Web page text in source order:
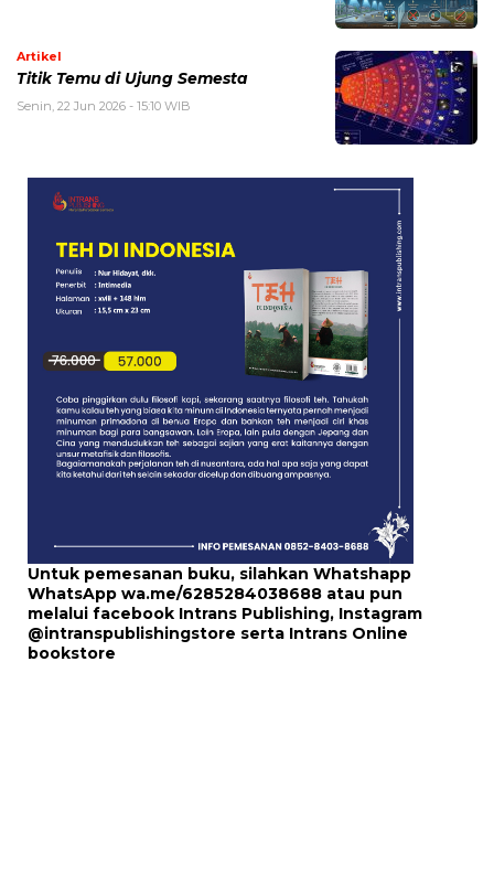
Artikel
Titik Temu di Ujung Semesta
Senin, 22 Jun 2026 - 15:10 WIB
Untuk pemesanan buku, silahkan Whatshapp
WhatsApp wa.me/6285284038688 atau pun
melalui facebook Intrans Publishing, Instagram
@intranspublishingstore serta Intrans Online
bookstore